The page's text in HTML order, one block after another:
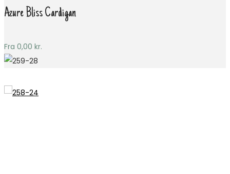
Azure Bliss Cardigan
Fra 0,00 kr.